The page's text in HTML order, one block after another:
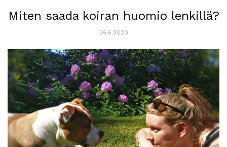
Miten saada koiran huomio lenkillä?
26.6.2020